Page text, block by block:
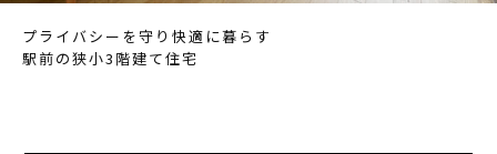
プライバシーを守り快適に暮らす
駅前の狭小3階建て住宅